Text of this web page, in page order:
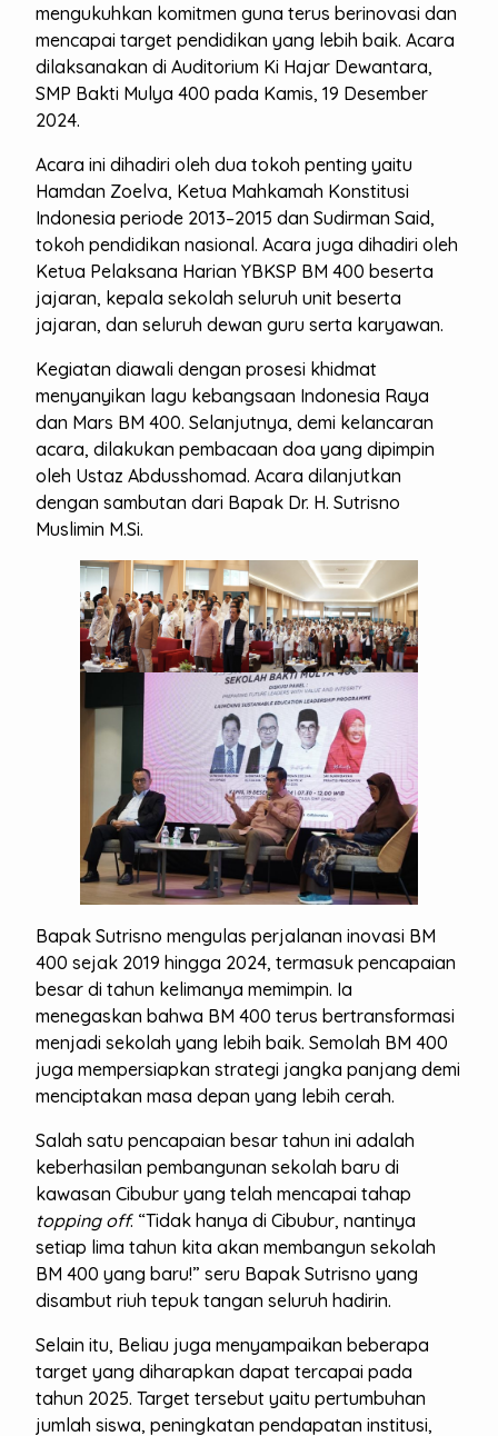
mengukuhkan komitmen guna terus berinovasi dan
mencapai target pendidikan yang lebih baik. Acara
dilaksanakan di Auditorium Ki Hajar Dewantara,
SMP Bakti Mulya 400 pada Kamis, 19 Desember
2024.
Acara ini dihadiri oleh dua tokoh penting yaitu
Hamdan Zoelva, Ketua Mahkamah Konstitusi
Indonesia periode 2013–2015 dan Sudirman Said,
tokoh pendidikan nasional. Acara juga dihadiri oleh
Ketua Pelaksana Harian YBKSP BM 400 beserta
jajaran, kepala sekolah seluruh unit beserta
jajaran, dan seluruh dewan guru serta karyawan.
Kegiatan diawali dengan prosesi khidmat
menyanyikan lagu kebangsaan Indonesia Raya
dan Mars BM 400. Selanjutnya, demi kelancaran
acara, dilakukan pembacaan doa yang dipimpin
oleh Ustaz Abdusshomad. Acara dilanjutkan
dengan sambutan dari Bapak Dr. H. Sutrisno
Muslimin M.Si.
Bapak Sutrisno mengulas perjalanan inovasi BM
400 sejak 2019 hingga 2024, termasuk pencapaian
besar di tahun kelimanya memimpin. Ia
menegaskan bahwa BM 400 terus bertransformasi
menjadi sekolah yang lebih baik. Semolah BM 400
juga mempersiapkan strategi jangka panjang demi
menciptakan masa depan yang lebih cerah.
Salah satu pencapaian besar tahun ini adalah
keberhasilan pembangunan sekolah baru di
kawasan Cibubur yang telah mencapai tahap
topping off. “Tidak hanya di Cibubur, nantinya
setiap lima tahun kita akan membangun sekolah
BM 400 yang baru!” seru Bapak Sutrisno yang
disambut riuh tepuk tangan seluruh hadirin.
Selain itu, Beliau juga menyampaikan beberapa
target yang diharapkan dapat tercapai pada
tahun 2025. Target tersebut yaitu pertumbuhan
jumlah siswa, peningkatan pendapatan institusi,